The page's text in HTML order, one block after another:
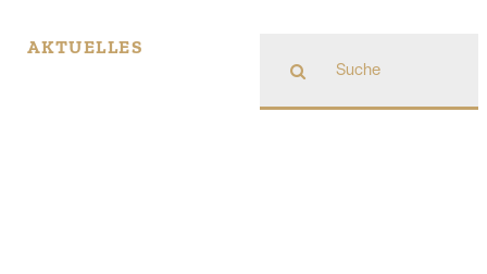
AKTUELLES
nach: